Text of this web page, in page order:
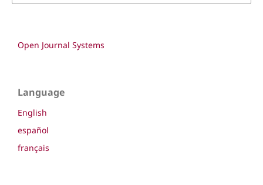
Open Journal Systems
Language
English
español
français